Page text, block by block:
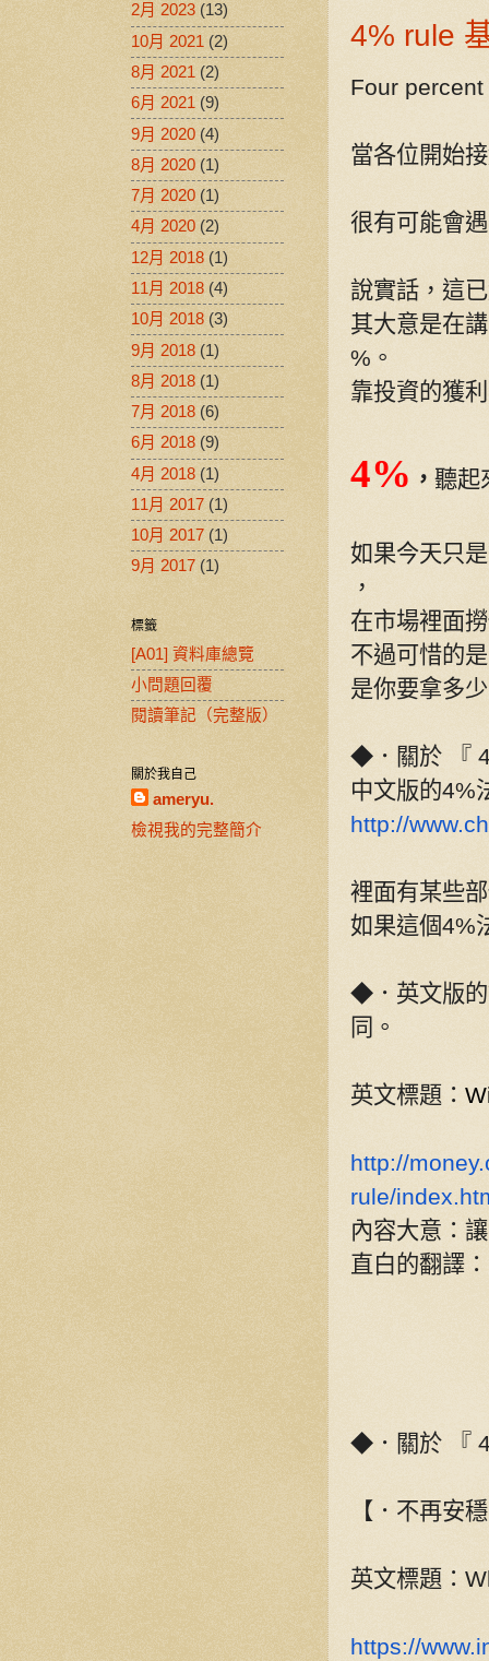
4% rule
Four
當各位開始
很有可能會
說實話，這
其大意是在
% 。
靠投資的獲
4% ， 聽起
如果今天只
，
在市場裡面
不過可惜的
是你要拿多
◆．關於 『
中文版的4%
http://
裡面有某些
如果這個4%
◆．英文版的
同。
英文標題：
http://
rule/
內容大意：
直白的翻譯
◆．關於 『
【．不再安
英文標題：
https://
2月 2023 (13)
10月 2021 (2)
8月 2021 (2)
6月 2021 (9)
9月 2020 (4)
8月 2020 (1)
7月 2020 (1)
4月 2020 (2)
12月 2018 (1)
11月 2018 (4)
10月 2018 (3)
9月 2018 (1)
8月 2018 (1)
7月 2018 (6)
6月 2018 (9)
4月 2018 (1)
11月 2017 (1)
10月 2017 (1)
9月 2017 (1)
標籤
[A01] 資料庫總覽
小問題回覆
閱讀筆記（完整版）
關於我自己
ameryu.
檢視我的完整簡介